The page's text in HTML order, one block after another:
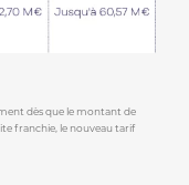
dès que le montant de
franchie, le nouveau tarif